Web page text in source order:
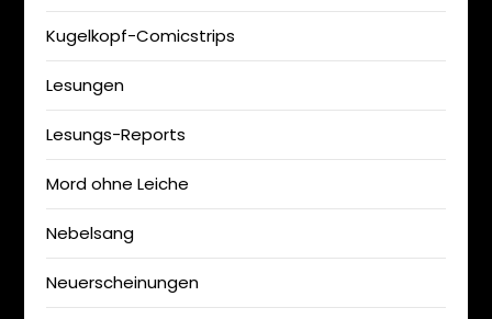
Kugelkopf-Comicstrips
Lesungen
Lesungs-Reports
Mord ohne Leiche
Nebelsang
Neuerscheinungen